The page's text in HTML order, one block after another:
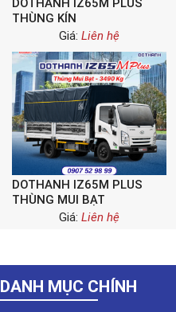
DOTHANH IZ65M PLUS
THÙNG KÍN
Giá: Liên hệ
DOTHANH IZ65M PLUS
THÙNG MUI BẠT
Giá: Liên hệ
DANH MỤC CHÍNH